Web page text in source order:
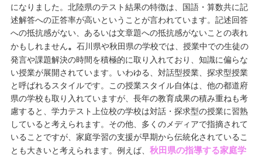
になりました。北陸県のテスト結果の特徴は、国語・算数共に記
述解答への正答率が高いということが言われています。記述回答
への抵抗感がない、あるいは文章題への抵抗感がないことの表れ
かもしれません。 石川県や秋田県の学校では、授業中での生徒の
発言や課題解決の時間を積極的に取り入れており、知識に偏らな
い授業が展開されています。いわゆる、対話型授業、探求型授業
と呼ばれるスタイルです。この授業スタイル自体は、他の都道府
県の学校も取り入れていますが、長年の教育成果の積み重ねも考
慮すると、学力テスト上位校の学校は対話・探求型の授業に習熟
していると考えられます。その他、多くのメディアで指摘されて
いることですが、家庭学習の支援が早期から伝統化されているこ
とも大きいと考えられます。例えば、 秋田県の指導する家庭学